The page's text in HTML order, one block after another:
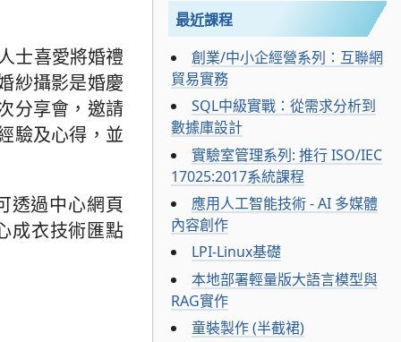
士喜愛將婚禮
紗攝影是婚慶
分享會，邀請
驗及心得，並
透過中心網頁
成衣技術匯點
最近課程
創業/中小企經營系列：互聯網
貿易實務
SQL中級實戰：從需求分析到
數據庫設計
實驗室管理系列: 推行 ISO/IEC
17025:2017系統課程
應用人工智能技術 - AI 多媒體
內容創作
LPI-Linux基礎
本地部署輕量版大語言模型與
RAG實作
童裝製作 (半截裙)